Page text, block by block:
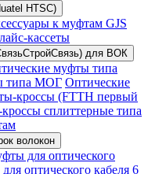
HTSC)
к муфтам GJS
кассеты
для ВОК
муфты типа
типа МОГ Оптические
кроссы (FTTH первый
сплиттерные типа
волокон
для оптического
оптического кабеля 6